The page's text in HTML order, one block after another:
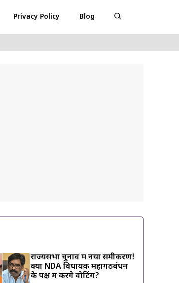
Privacy Policy Blog
राज्यसभा चुनाव में नया समीकरण!
क्या NDA विधायक महागठबंधन
के पक्ष में करेंगे वोटिंग?